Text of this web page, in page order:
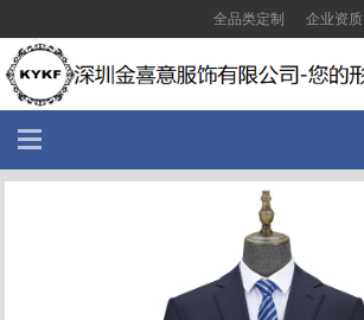
全品类定制 企业资质